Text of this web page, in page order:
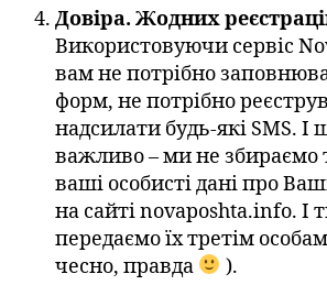
Довіра. Жодних
Використовуючи сервіс
вам не потрібно
форм, не потрібно
надсилати будь-які SMS.
важливо – ми не збираємо
ваші особисті дані про
на сайті novaposhta.info. І
передаємо їх третім
чесно, правда
).